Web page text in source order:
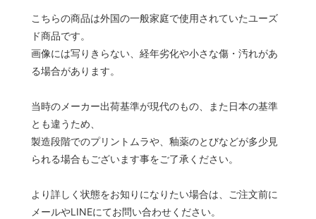
こちらの商品は外国の一般家庭で使用されていたユーズ
ド商品です。
画像には写りきらない、経年劣化や小さな傷・汚れがあ
る場合があります。
当時のメーカー出荷基準が現代のもの、また日本の基準
とも違うため、
製造段階でのプリントムラや、釉薬のとびなどが多少見
られる場合もございます事をご了承ください。
より詳しく状態をお知りになりたい場合は、ご注文前に
メールやLINEにてお問い合わせください。